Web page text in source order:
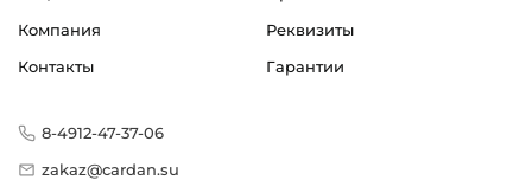
Компания
Реквизиты
Контакты
Гарантии
8-4912-47-37-06
zakaz@cardan.su